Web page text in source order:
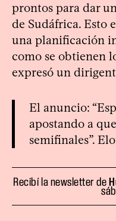
prontos para dar
de Sudáfrica. Esto
una planificación
como se obtienen
expresó un
El anuncio:
apostando a
semifinales”.
Recibí la newsletter de